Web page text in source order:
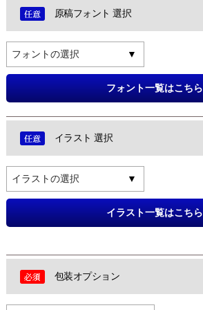
原稿フォント 選択
フォントの選択
フォント一覧はこちら
イラスト 選択
イラストの選択
イラスト一覧はこちら
包装オプション